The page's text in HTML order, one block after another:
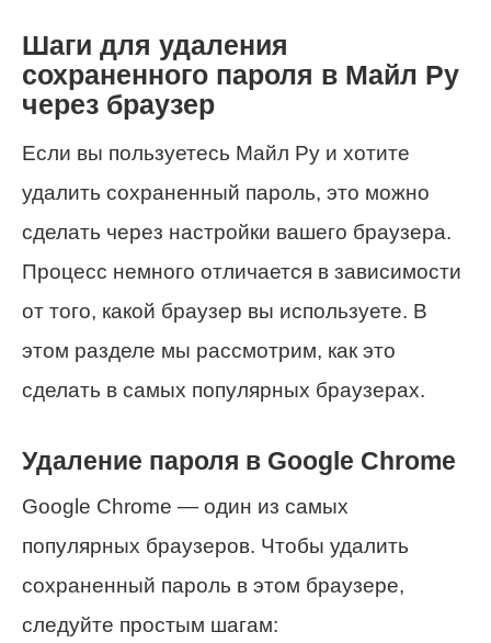
Шаги для удаления
сохраненного пароля в Майл Ру
через браузер
Если вы пользуетесь Майл Ру и хотите
удалить сохраненный пароль, это можно
сделать через настройки вашего браузера.
Процесс немного отличается в зависимости
от того, какой браузер вы используете. В
этом разделе мы рассмотрим, как это
сделать в самых популярных браузерах.
Удаление пароля в Google Chrome
Google Chrome — один из самых
популярных браузеров. Чтобы удалить
сохраненный пароль в этом браузере,
следуйте простым шагам: